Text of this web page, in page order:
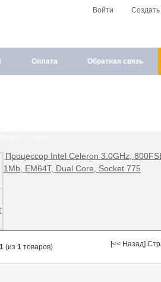
Войти
Оплата Обратная связь
Процессор Intel Celeron 3.0GHz,
1Mb, EM64T, Dual Core, Socket 775
[<< Назад]
1 (из 1 товаров)